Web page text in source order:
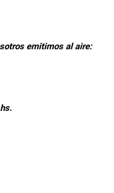
emitimos al aire: